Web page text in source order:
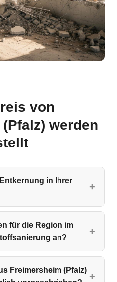
von
werden
in Ihrer
für die Region im
an?
Freimersheim (Pfalz)